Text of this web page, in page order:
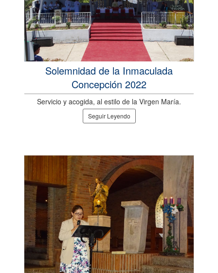
Solemnidad de la Inmaculada
Concepción 2022
Servicio y acogida, al estilo de la Virgen María.
Seguir Leyendo